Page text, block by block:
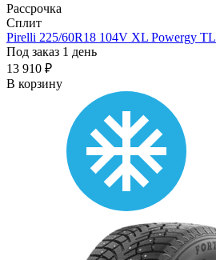
Рассрочка
Сплит
Pirelli 225/60R18 104V XL Powergy TL
Под заказ 1 день
13 910 ₽
В корзину